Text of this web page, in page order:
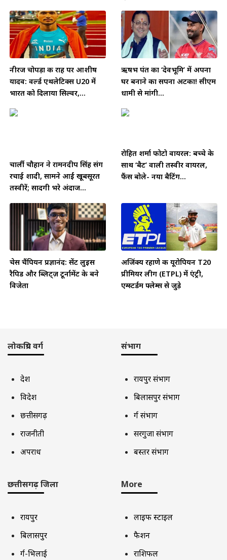
नीरज चोपड़ा की राह पर आशीष
यादव: वर्ल्ड एथलेटिक्स U20 में
भारत को दिलाया सिल्वर,...
ऋषभ पंत का ‘देवभूमि’ में अपना
घर बनाने का सपना अटका! सीएम
धामी से मांगी...
चार्ली चौहान ने रामनदीप सिंह संग
रचाई शादी, सामने आईं खूबसूरत
तस्वीरें; सादगी भरे अंदाज...
रोहित शर्मा फोटो वायरल: बच्चे के
साथ ‘बैट’ वाली तस्वीर वायरल,
फैंस बोले- नया बैटिंग...
चेस चैंपियन प्रज्ञानंद: सेंट लुइस
रैपिड और ब्लिट्ज़ टूर्नामेंट के बने
विजेता
अजिंक्य रहाणे की यूरोपियन T20
प्रीमियर लीग (ETPL) में एंट्री,
एम्स्टर्डम फ्लेम्स से जुड़े
लोकप्रिय वर्ग
देश
विदेश
छत्तीसगढ़
राजनीती
अपराध
संभाग
रायपुर संभाग
बिलासपुर संभाग
दुर्ग संभाग
सरगुजा संभाग
बस्तर संभाग
छत्तीसगढ़ जिला
रायपुर
बिलासपुर
दुर्ग-भिलाई
More
लाइफ स्टाइल
फैशन
राशिफल